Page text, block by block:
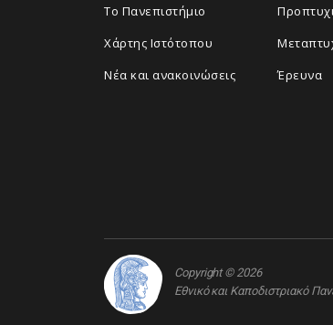
Το Πανεπιστήμιο
Χάρτης Ιστότοπου
Νέα και ανακοινώσεις
Έρευνα
Copyright © 2026
Εθνικό και Καποδιστριακό